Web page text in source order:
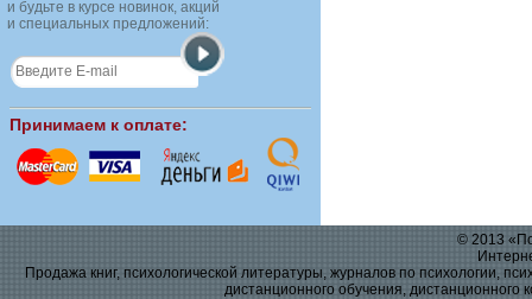
и будьте в курсе новинок, акций
и специальных предложений:
Принимаем к оплате:
© 2013
Продажа книг, психологической литературы, журналов по психологии,
дистанционного обучения, дистанционного